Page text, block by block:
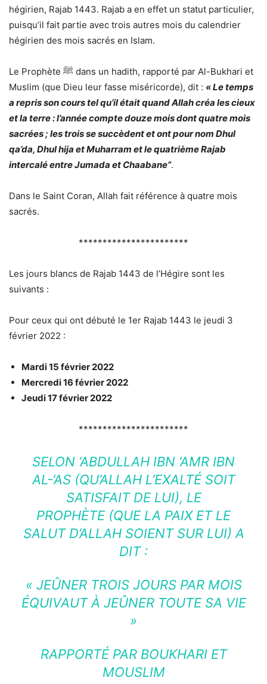
hégirien, Rajab 1443. Rajab a en effet un statut particulier,
puisqu’il fait partie avec trois autres mois du calendrier
hégirien des mois sacrés en Islam.
Le Prophète ﷺ dans un hadith, rapporté par Al-Bukhari et
Muslim (que Dieu leur fasse miséricorde), dit : « Le temps
a repris son cours tel qu’il était quand Allah créa les cieux
et la terre : l’année compte douze mois dont quatre mois
sacrées ; les trois se succèdent et ont pour nom Dhul
qa’da, Dhul hija et Muharram et le quatrièmeRajab
intercalé entre Jumada et Chaabane”.
Dans le Saint Coran, Allah fait référence à quatre mois
sacrés.
***********************
Les jours blancs de Rajab 1443 de l’Hégire sont les
suivants :
Pour ceux qui ont débuté le 1er Rajab 1443 le jeudi 3
février 2022 :
Mardi 15 février 2022
Mercredi 16 février 2022
Jeudi 17 février 2022
***********************
SELON ‘ABDULLAH IBN ‘AMR IBN
AL-‘AS (QU’ALLAH L’EXALTÉ SOIT
SATISFAIT DE LUI), LE
PROPHÈTE (QUE LA PAIX ET LE
SALUT D’ALLAH SOIENT SUR LUI) A
DIT :
« JEÛNER TROIS JOURS PAR MOIS
ÉQUIVAUT À JEÛNER TOUTE SA VIE
»
RAPPORTÉ PAR BOUKHARI ET
MOUSLIM